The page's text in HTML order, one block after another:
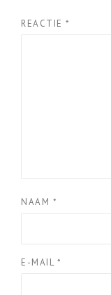
REACTIE *
NAAM *
E-MAIL *